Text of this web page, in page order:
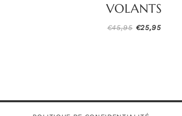
VOLANTS
€45,95 Le
€25,95Le